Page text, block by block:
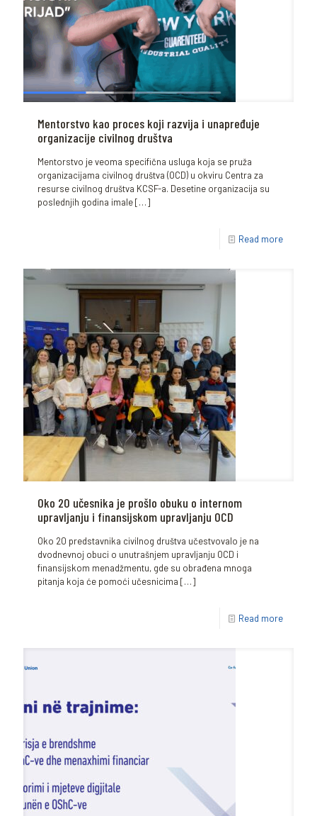
Mentorstvo kao proces koji razvija i unapređuje
organizacije civilnog društva
Mentorstvo je veoma specifična usluga koja se pruža
organizacijama civilnog društva (OCD) u okviru Centra za
resurse civilnog društva KCSF-a. Desetine organizacija su
poslednjih godina imale[…]
Read more
Oko 20 učesnika je prošlo obuku o internom
upravljanju i finansijskom upravljanju OCD
Oko 20 predstavnika civilnog društva učestvovalo je na
dvodnevnoj obuci o unutrašnjem upravljanju OCD i
finansijskom menadžmentu, gde su obrađena mnoga
pitanja koja će pomoći učesnicima […]
Read more